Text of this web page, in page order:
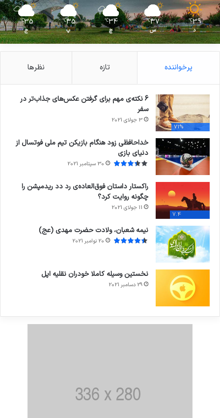
39
℃
د
37
℃
س
34
℃
چ
35
℃
پ
35
℃
ج
پرخواننده تازه نظرها
71%
6 نکته‌ی مهم برای گرفتن عکس‌های جذاب‌تر در
سفر
3 جولای 2021
خداحافظی زود هنگام بازیکن تیم ملی فوتسال از
دنیای بازی
30 سپتامبر 2021
7.4
راکستار داستان فوق‌العاده‌ی رد دد ریدمپشن را
چگونه روایت کرد؟
11 جولای 2021
نیمه شعبان، ولادت حضرت مهدی (عج)
20 نوامبر 2021
نخستین وسیله کاملا خودران نقلیه اپل
29 دسامبر 2021